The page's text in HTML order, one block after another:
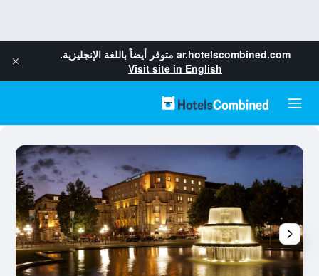
ar.hotelscombined.com متوفر أيضاً باللغة الإنجليزية.
Visit site in English